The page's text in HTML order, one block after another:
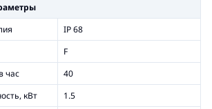
IP 68
F
час
40
кВт
1.5